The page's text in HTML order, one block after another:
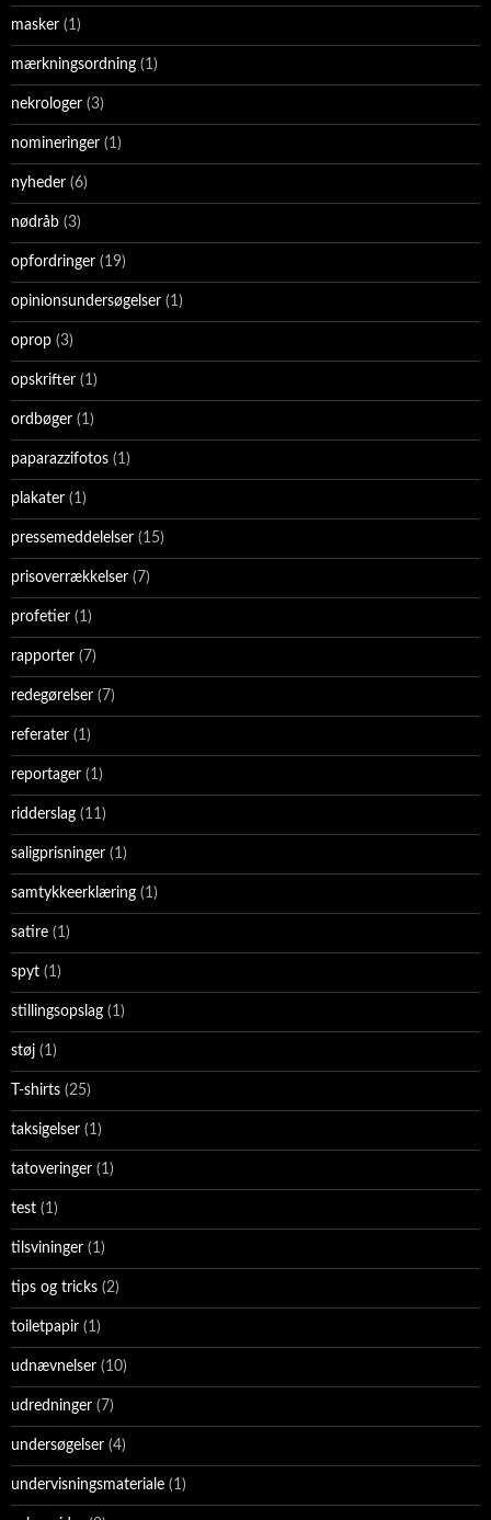
masker (1)
mærkningsordning (1)
nekrologer (3)
nomineringer (1)
nyheder (6)
nødråb (3)
opfordringer (19)
opinionsundersøgelser (1)
oprop (3)
opskrifter (1)
ordbøger (1)
paparazzifotos (1)
plakater (1)
pressemeddelelser (15)
prisoverrækkelser (7)
profetier (1)
rapporter (7)
redegørelser (7)
referater (1)
reportager (1)
ridderslag (11)
saligprisninger (1)
samtykkeerklæring (1)
satire (1)
spyt (1)
stillingsopslag (1)
støj (1)
T-shirts (25)
taksigelser (1)
tatoveringer (1)
test (1)
tilsvininger (1)
tips og tricks (2)
toiletpapir (1)
udnævnelser (10)
udredninger (7)
undersøgelser (4)
undervisningsmateriale (1)